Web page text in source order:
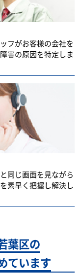
フがお客様の会社を
害の原因を特定しま
同じ画面を見ながら
素早く把握し解決し
葉区の
ています